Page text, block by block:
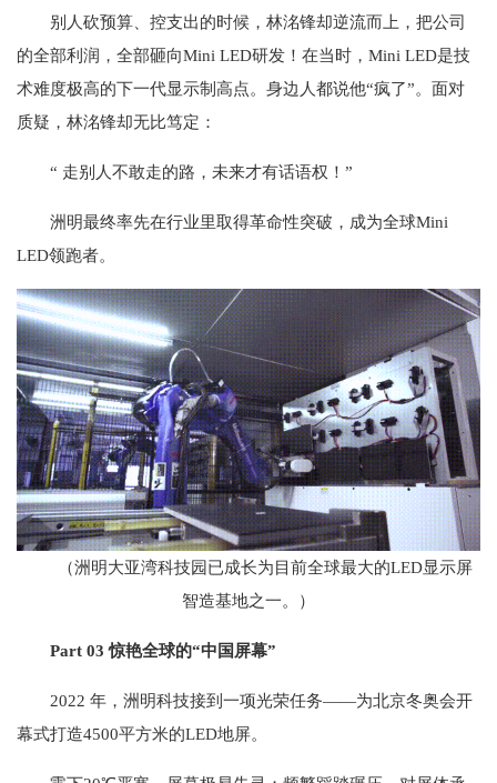
别人砍预算、控支出的时候，林洺锋却逆流而上，把公司
的全部利润，全部砸向Mini LED研发！在当时，Mini LED是技
术难度极高的下一代显示制高点。身边人都说他“疯了”。面对
质疑，林洺锋却无比笃定：
“ 走别人不敢走的路，未来才有话语权！”
洲明最终率先在行业里取得革命性突破，成为全球Mini
LED领跑者。
（洲明大亚湾科技园已成长为目前全球最大的LED显示屏
智造基地之一。）
Part 03 惊艳全球的“中国屏幕”
2022 年，洲明科技接到一项光荣任务——为北京冬奥会开
幕式打造4500平方米的LED地屏。